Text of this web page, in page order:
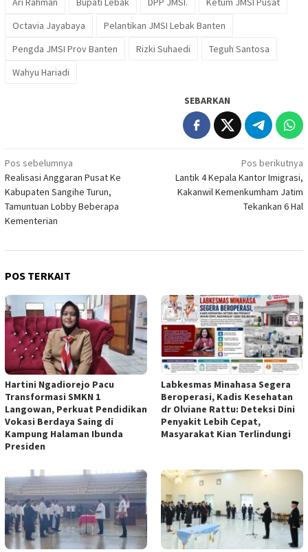
Octavia Jayabaya
Pelantikan JMSI Lebak Banten
Pengda JMSI Prov Banten
Rizki Suhaedi
Teguh Santosa
Wahyu Hariadi
SEBARKAN
Navigasi
pos
Pos sebelumnya
Realisasi Anggaran Pusat Ke
Kabupaten Sangihe Turun,
Tamuntuan Lobby Beberapa
Kementerian
Pos berikutnya
Lantik 4 Kepala Kantor Imigrasi,
Kakanwil Kemenkumham Jatim
Tekankan 6 Hal
POS TERKAIT
Hartini Ngadiorejo Pacu
Transformasi SMKN 1
Langowan, Perkuat Pendidikan
Vokasi Berdaya Saing di
Kampung Halaman Ibunda
Presiden
Labkesmas Minahasa Segera
Beroperasi, Kadis Kesehatan
dr Olviane Rattu: Deteksi Dini
Penyakit Lebih Cepat,
Masyarakat Kian Terlindungi